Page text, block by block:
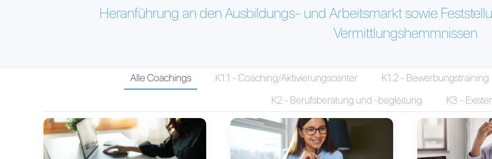
Heranführung an den Ausbildungs- und Arbeitsmarkt sowie
Vermittlungshemmnissen
Alle Coachings K1.1 - Coaching/Aktivierungscenter K1.2 - Bewerbungstraining
K2 - Berufsberatung und -begleitung
K3 -